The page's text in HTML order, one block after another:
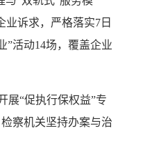
业诉求，严格落实7日
”活动14场，覆盖企业
展“促执行保权益”专
察机关坚持办案与治